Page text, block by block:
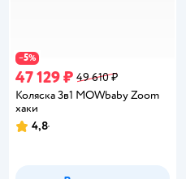
−5%
47 129 ₽ 49 610 ₽
Коляска 3в1 MOWbaby Zoom
хаки
Рейтинг:
4,8